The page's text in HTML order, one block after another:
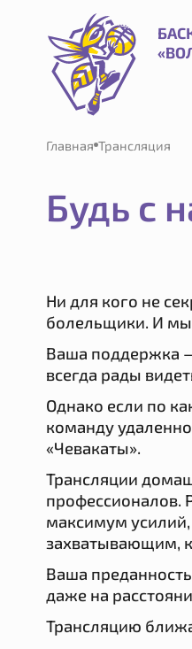
Главная Трансляция
Будь с
Ни для кого не
болельщики. И мы
Ваша поддержка
всегда рады
Однако если по
команду
«Чевакаты».
Трансляции
профессионалов.
максимум
захватывающим,
Ваша
даже на
Трансляцию